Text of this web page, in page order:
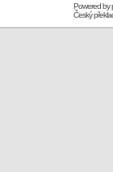
Powered by
Český